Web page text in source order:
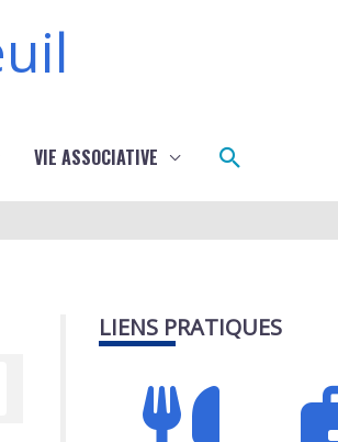
VIE ASSOCIATIVE Rechercher
LIENS PRATIQUES